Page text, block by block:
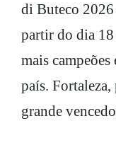
di Buteco 2026
partir do dia 18
mais
país.
grande